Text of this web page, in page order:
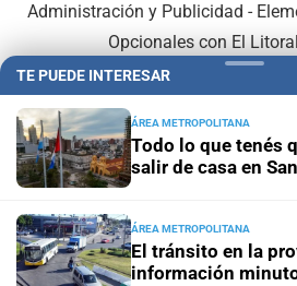
Administración y Publicidad -
Opcionales con El Litoral
En Asociación
TE PUEDE INTERESAR
ÁREA METROPOLITANA
Todo lo que tenés
salir de casa en
ÁREA METROPOLITANA
El tránsito en la
información